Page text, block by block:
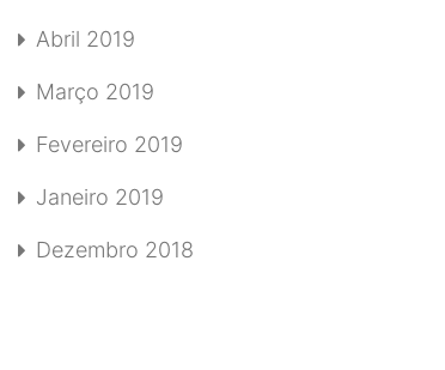
Abril 2019
Março 2019
Fevereiro 2019
Janeiro 2019
Dezembro 2018